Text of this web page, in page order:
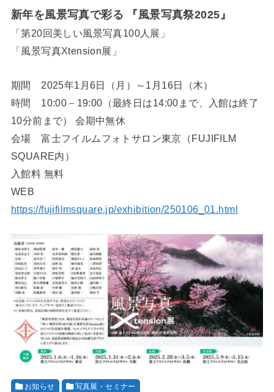
新年を風景写真で彩る 『風景写真祭2025』
「第20回美しい風景写真100人展」
「風景写真Xtension展」
期間 2025年1月6日（月）～1月16日（木）
時間 10:00－19:00（最終日は14:00まで、入館は終了
10分前まで） 会期中無休
会場 富士フイルムフォトサロン東京（FUJIFILM
SQUARE内）
入館料 無料
WEB
https://fujifilmsquare.jp/exhibition/250106_01.html
お知らせ 写真展・セミナー